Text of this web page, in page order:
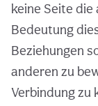
keine Seite
Bedeutung
Beziehungen
anderen zu
Verbindung zu